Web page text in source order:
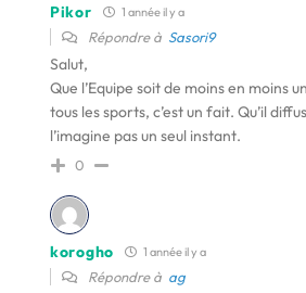
Pikor 1 année il y a
Répondre à Sasori9
Salut,
Que l’Equipe soit de moins en moins
tous les sports, c’est un fait. Qu’il
l’imagine pas un seul instant.
0
korogho 1 année il y a
Répondre à ag